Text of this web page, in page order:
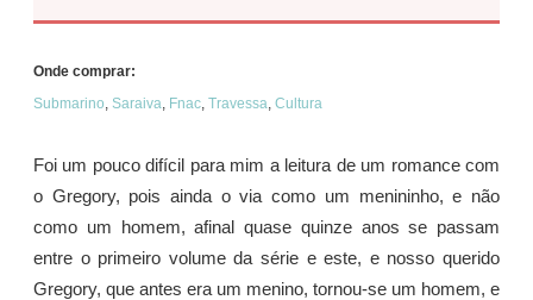
Onde comprar:
Submarino Saraiva Fnac Travessa Cultura
Foi um pouco difícil para mim a leitura de um romance com
o Gregory, pois ainda o via como um menininho, e não
como um homem, afinal quase quinze anos se passam
entre o primeiro volume da série e este, e nosso querido
Gregory, que antes era um menino, tornou-se um homem, e